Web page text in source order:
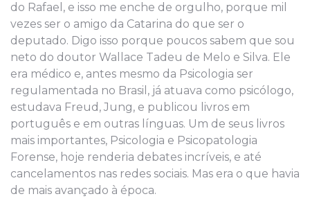
do Rafael, e isso me enche de orgulho, porque mil
vezes ser o amigo da Catarina do que ser o
deputado. Digo isso porque poucos sabem que sou
neto do doutor Wallace Tadeu de Melo e Silva. Ele
era médico e, antes mesmo da Psicologia ser
regulamentada no Brasil, já atuava como psicólogo,
estudava Freud, Jung, e publicou livros em
português e em outras línguas. Um de seus livros
mais importantes, Psicologia e Psicopatologia
Forense, hoje renderia debates incríveis, e até
cancelamentos nas redes sociais. Mas era o que havia
de mais avançado à época.